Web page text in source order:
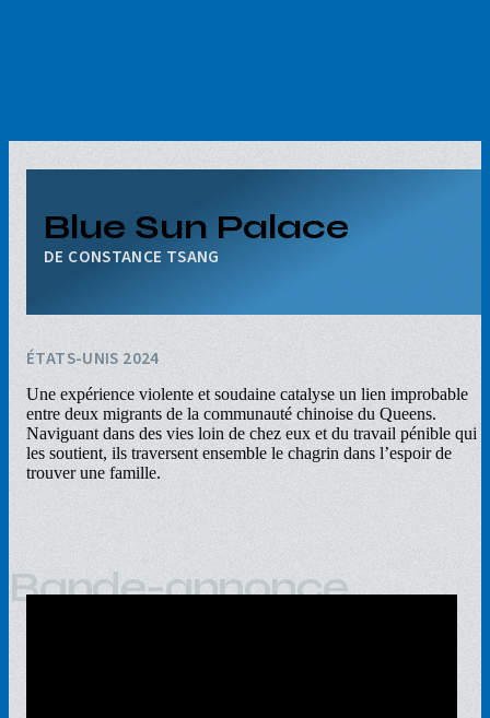
Blue Sun Palace
CONSTANCE TSANG
ÉTATS-UNIS 2024
Une expérience violente et soudaine catalyse un lien improbable
entre deux migrants de la communauté chinoise du Queens.
Naviguant dans des vies loin de chez eux et du travail pénible qui
les soutient, ils traversent ensemble le chagrin dans l’espoir de
trouver une famille.
Bande-annonce